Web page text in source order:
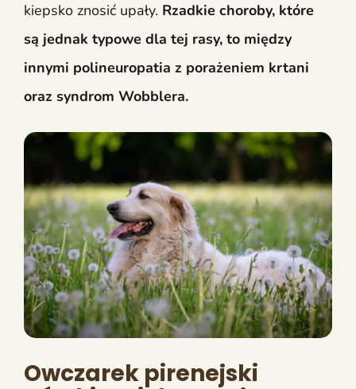
kiepsko znosić upały. Rzadkie choroby, które
są jednak typowe dla tej rasy, to między
innymi polineuropatia z porażeniem krtani
oraz syndrom Wobblera.
Owczarek pirenejski